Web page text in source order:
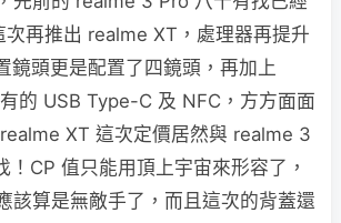
次再推出 realme XT，處理器再提升
鏡頭更是配置了四鏡頭，再加上
的 USB Type-C 及 NFC，方方面面
XT 這次定價居然與 realme 3
！CP 值只能用頂上宇宙來形容了，
該算是無敵手了，而且這次的背蓋還